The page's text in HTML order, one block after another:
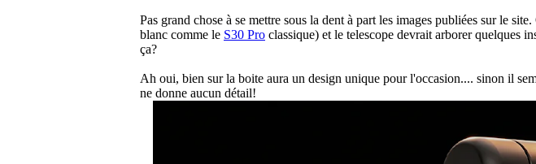
Pas grand chose à se mettre sous la dentà part les images publiées sur le
blanc comme le S30 Pro classique) et le telescope devrait arborer quelques
ça?
Ah oui, bien sur la boite aura un design unique pour l'occasion.... sinon il
ne donne aucun détail!